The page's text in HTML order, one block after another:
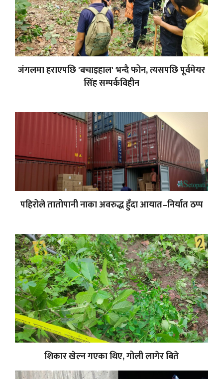
जंगलमा हराएपछि 'बचाइहाल' भन्दै फोन, त्यसपछि पूर्वमेयर
सिंह सम्पर्कविहीन
पहिरोले तातोपानी नाका अवरुद्ध हुँदा आयात–निर्यात ठप्प
शिकार खेल्न गएका थिए, गोली लागेर बिते